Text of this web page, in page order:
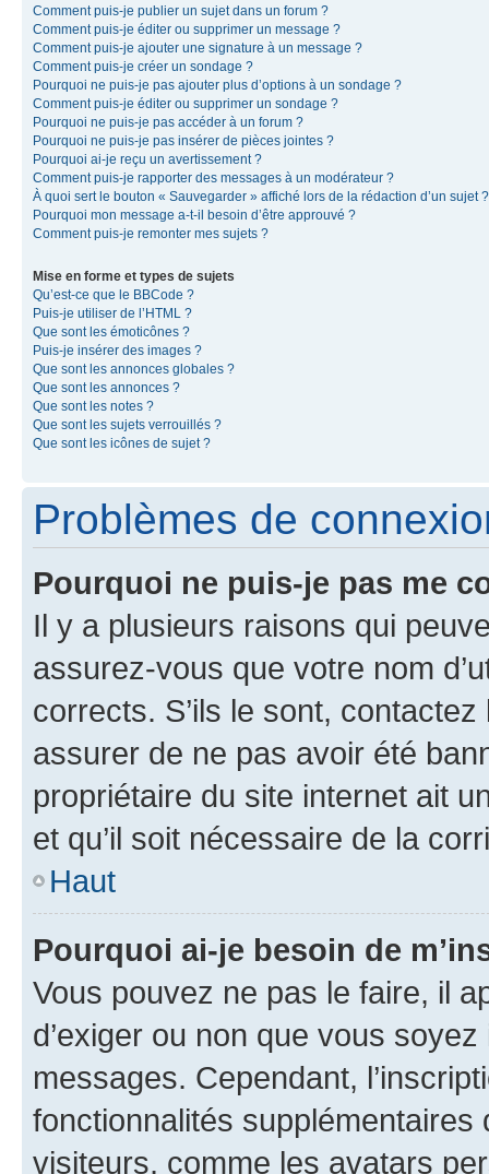
Comment puis-je publier un sujet dans un forum ?
Comment puis-je éditer ou supprimer un message ?
Comment puis-je ajouter une signature à un message ?
Comment puis-je créer un sondage ?
Pourquoi ne puis-je pas ajouter plus d’options à un sondage ?
Comment puis-je éditer ou supprimer un sondage ?
Pourquoi ne puis-je pas accéder à un forum ?
Pourquoi ne puis-je pas insérer de pièces jointes ?
Pourquoi ai-je reçu un avertissement ?
Comment puis-je rapporter des messages à un modérateur ?
À quoi sert le bouton « Sauvegarder » affiché lors de la rédaction d’un sujet ?
Pourquoi mon message a-t-il besoin d’être approuvé ?
Comment puis-je remonter mes sujets ?
Mise en forme et types de sujets
Qu’est-ce que le BBCode ?
Puis-je utiliser de l’HTML ?
Que sont les émoticônes ?
Puis-je insérer des images ?
Que sont les annonces globales ?
Que sont les annonces ?
Que sont les notes ?
Que sont les sujets verrouillés ?
Que sont les icônes de sujet ?
Problèmes de
Pourquoi ne puis-je pas me
Il y a plusieurs raisons qui
assurez-vous que votre nom
corrects. S’ils le sont,
assurer de ne pas avoir été
propriétaire du site internet ait
et qu’il soit nécessaire de la
Haut
Pourquoi ai-je besoin de
Vous pouvez ne pas le faire, il
d’exiger ou non que vous
messages. Cependant,
fonctionnalités
visiteurs, comme les avatars